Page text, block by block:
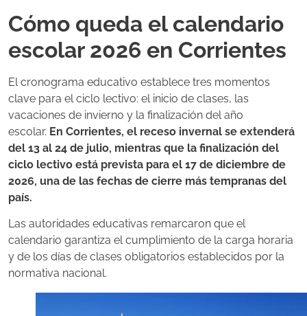
Cómo queda el calendario
escolar 2026 en Corrientes
El cronograma educativo establece tres momentos
clave para el ciclo lectivo: el inicio de clases, las
vacaciones de invierno y la finalización del año
escolar. En Corrientes, el receso invernal se extenderá
del 13 al 24 de julio, mientras que la finalización del
ciclo lectivo está prevista para el 17 de diciembre de
2026, una de las fechas de cierre más tempranas del
país.
Las autoridades educativas remarcaron que el
calendario garantiza el cumplimiento de la carga horaria
y de los días de clases obligatorios establecidos por la
normativa nacional.